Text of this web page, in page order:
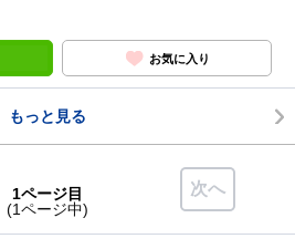
お気に入り
もっと見る
次へ
1ページ目
(1ページ中)